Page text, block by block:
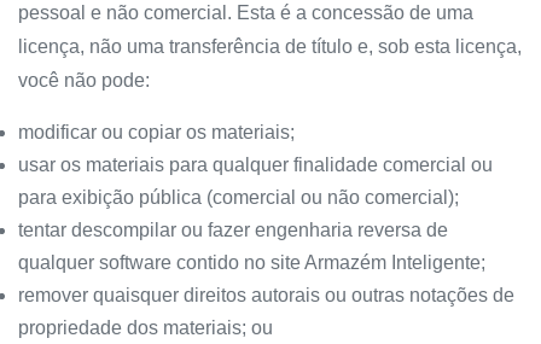
pessoal e não comercial. Esta é a concessão de uma
licença, não uma transferência de título e, sob esta licença,
você não pode:
modificar ou copiar os materiais;
usar os materiais para qualquer finalidade comercial ou
para exibição pública (comercial ou não comercial);
tentar descompilar ou fazer engenharia reversa de
qualquer software contido no site Armazém Inteligente;
remover quaisquer direitos autorais ou outras notações de
propriedade dos materiais; ou